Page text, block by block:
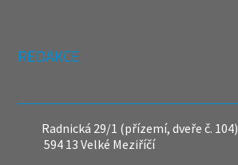
REDAKCE
Radnická 29/1 (přízemí, dveře č. 104)
594 13 Velké Meziříčí